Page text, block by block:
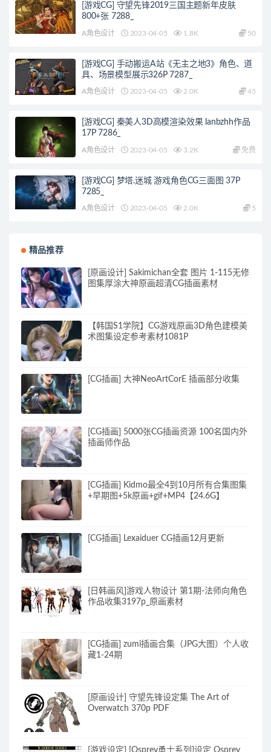
[游戏CG] 守望先锋2019三国主题新年皮肤
800+张 7288_
A角色设计 2023-04-05 1.8K 50
[游戏CG] 手动搬运A站《无主之地3》角色、道
具、场景模型展示326P 7287_
A角色设计 2023-04-05 2.0K 45
[游戏CG] 秦美人3D高模渲染效果 lanbzhh作品
17P 7286_
A角色设计 2023-04-05 3.2K 免费
[游戏CG] 梦塔.迷城 游戏角色CG三面图 37P
7285_
A角色设计 2023-04-05 2.0K 5
精品推荐
[原画设计] Sakimichan全套 图片 1-115无修
图集厚涂大神原画超清CG插画素材
【韩国S1学院】CG游戏原画3D角色建模美
术图集设定参考素材1081P
[CG插画] 大神NeoArtCorE 插画部分收集
[CG插画] 5000张CG插画资源 100名国内外
插画师作品
[CG插画] Kidmo最全4到10月所有合集图集
+早期图+5k原画+gif+MP4【24.6G】
[CG插画] Lexaiduer CG插画12月更新
[日韩画风]游戏人物设计 第1期-法师向角色
作品收集3197p_原画素材
[CG插画] zumi插画合集（JPG大图）个人收
藏1-24期
[原画设计] 守望先锋设定集 The Art of
Overwatch 370p PDF